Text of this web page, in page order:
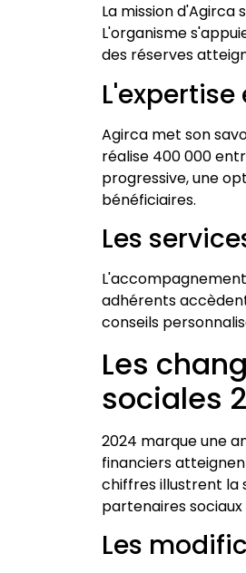
La mission
L'organisme
des réserves
Agirca met son
réalise 400 000
progressive, une
bénéficiaires.
Les
adhérents
conseils
Les
sociales
2024 marque une
financiers
chiffres illustrent la
partenaires
Les